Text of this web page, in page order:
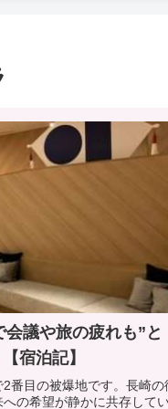
議や旅の疲れも”と
宿泊記】
番目の被爆地です。長崎の
の希望が静かに共存して